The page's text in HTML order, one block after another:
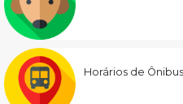
Horários de Ônibus